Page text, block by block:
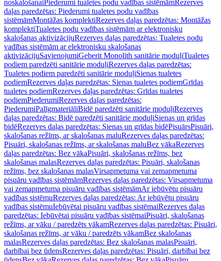
noskalošanaiPiederumi tualetes podu vadības sistēmāmRezerves
daļas paredzētas: Piederumi tualetes podu vadības
sistēmāmMontāžas komplektiRezerves daļas paredzētas: Montāžas
komplektiTualetes podu vadības sistēmām ar elektronisku
skalošanas aktivizācijuRezerves daļas paredzētas: Tualetes podu
vadības sistēmām ar elektronisku skalošanas
aktivizācijuSavienojumiGeberit Monolith sanitārie moduļiTualetes
podiem paredzēti sanitārie moduļiRezerves daļas paredzētas:
Tualetes podiem paredzēti sanitārie moduļiSienas tualetes
podiemRezerves daļas paredzētas: Sienas tualetes podiemGrīdas
tualetes podiemRezerves daļas paredzētas: Grīdas tualetes
podiemPiederumiRezerves daļas paredzētas:
PiederumiPalīgmateriāliBidē paredzēti sanitārie moduļiRezerves
daļas paredzētas: Bidē paredzēti sanitārie moduļiSienas un grīdas
bidēRezerves daļas paredzētas: Sienas un grīdas bidēPisuārsPisuāri,
skalošanas režīms, ar skalošanas maluRezerves daļas paredzētas:
Pisuāri, skalošanas režīms, ar skalošanas maluBez vākaRezerves
daļas paredzētas: Bez vākaPisuāri, skalošanas režīms, bez
skalošanas malasRezerves daļas paredzētas: Pisuāri, skalošanas
režīms, bez skalošanas malasVirsapmetuma vai zemapmetuma
pisuāru vadības sistēmāmRezerves daļas paredzētas: Virsapmetuma
vai zemapmetuma pisuāru vadības sistēmāmAr iebūvētu pisuāru
vadības sistēmuRezerves daļas paredzētas: Ar iebūvētu pisuāru
vadības sistēmuIebūvētai pisuāru vadības sistēmaiRezerves daļas
paredzētas: Iebūvētai pisuāru vadības sistēmaiPisuāri, skalošanas
režīms, ar vāku / paredzēts vākamRezerves daļas paredzētas: Pisuāri,
skalošanas režīms, ar vāku / paredzēts vākamBez skalošanas
malasRezerves daļas paredzētas: Bez skalošanas malasPisuāri,
darbībai bez ūdensRezerves daļas paredzētas: Pisuāri, darbībai bez